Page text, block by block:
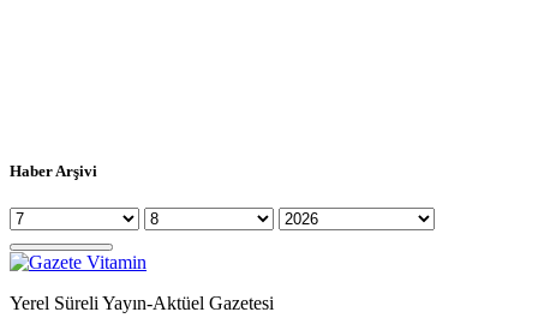
Haber Arşivi
Yerel Süreli Yayın-Aktüel Gazetesi